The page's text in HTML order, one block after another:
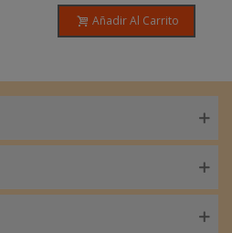
Añadir Al Carrito